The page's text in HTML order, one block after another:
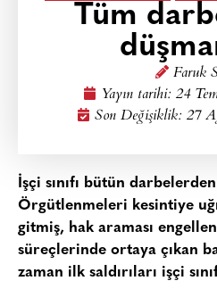
Tüm
Faruk
Yayın tarihi: 24
Son Değişiklik: 27
İşçi sınıfı bütün
Örgütlenmeleri kesintiye
gitmiş, hak araması
süreçlerinde ortaya çıkan
zaman ilk saldırıları işçi